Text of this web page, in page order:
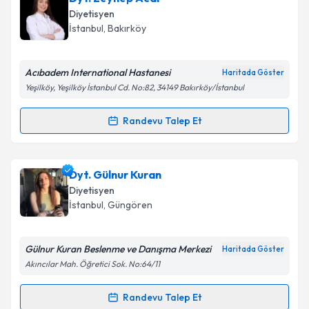
talebi oluşturun. Size bu uzmandan randevu almanız
için bir takvim hazırlandığında e-posta ile
bilgilendireceğiz.
Kişisel verilerimin işlenmesine ilişkinAydınlatma
kapsamda işlenmesini kabul ediyorum.
Takvim Talebini Gönder
Diyetisyen
İstanbul, Bakırköy
Acıbadem International Hastanesi Haritada Göster
Yeşilköy, Yeşilköy İstanbul Cd. No:82, 34149 Bakırköy/İstanbul
Randevu Talep Et
Randevu Takvimi Talebi
Dyt. Zeynep Acar için randevu takvimi talebi
oluşturun. Size bu uzmandan randevu almanız için bir
takvim hazırlandığında e-posta ile bilgilendireceğiz.
Kişisel verilerimin işlenmesine ilişkin
Dyt. Gülnur Kuran
Diyetisyen
İstanbul, Güngören
Gülnur Kuran Beslenme ve Danışma Merkezi Haritada Göster
Akıncılar Mah. Öğretici Sok. No:64/11
Randevu Talep Et
Randevu Takvimi Talebi